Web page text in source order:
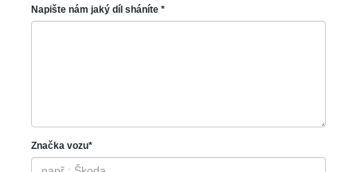
Napište nám jaký díl sháníte *
Značka vozu*